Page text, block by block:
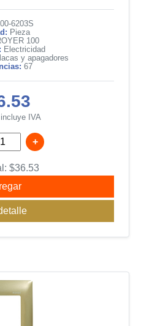
6203S
Pieza
100
Electricidad
y apagadores
67
IVA
+
$36.53